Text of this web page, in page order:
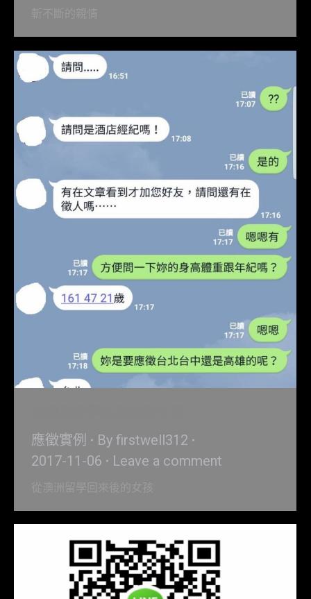
斬不斷的親情
應徵實例 By firstwell312
2017-11-06
Leave a comment
從澳洲留學回來後的女孩